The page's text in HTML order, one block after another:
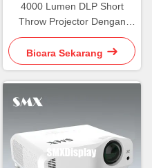
4000 Lumen DLP Short
Throw Projector Dengan
WXGA Untuk Pendidikan
Bicara Sekarang